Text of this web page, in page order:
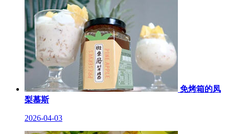
免烤箱的凤
梨慕斯
2026-04-03